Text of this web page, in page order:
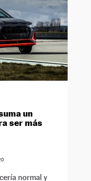
un
ser más
normal y